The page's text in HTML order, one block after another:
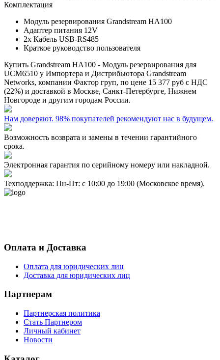
Комплектация
Модуль резервирования Grandstream HA100
Адаптер питания 12V
2x Кабель USB-RS485
Краткое руководство пользователя
Купить Grandstream HA100 - Модуль резервирования для
UCM6510 у Импортера и Дистрибьютора Grandstream
Networks, компании Фактор груп, по цене 15 377 руб с НДС
(22%) и доставкой в Москве, Санкт-Петербурге, Нижнем
Новгороде и другим городам России.
Нам доверяют. 98% покупателей рекомендуют нас в будущем.
Возможность возврата и замены в течении гарантийного
срока.
Электронная гарантия по серийному номеру или накладной.
Техподдержка: Пн-Пт: с 10:00 до 19:00 (Московское время).
Оплата и Доставка
Оплата для юридических лиц
Доставка для юридических лиц
Партнерам
Партнерская политика
Стать Партнером
Личный кабинет
Новости